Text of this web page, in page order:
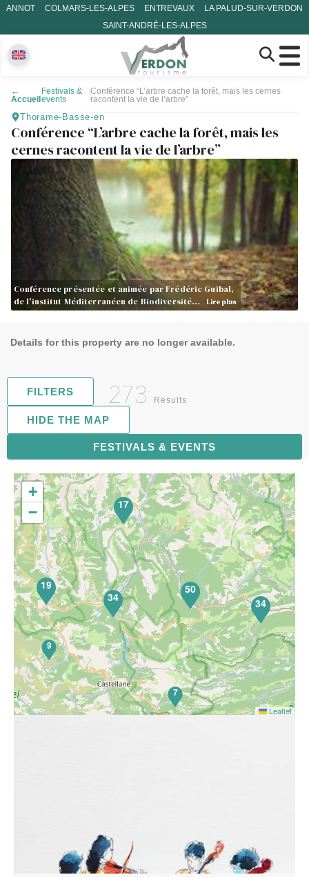
ANNOT COLMARS-LES-ALPES ENTREVAUX
LA PALUD-SUR-VERDON
SAINT-ANDRÉ-LES-ALPES
←
Accueil
Festivals &
events
Conférence “L’arbre cache la forêt, mais les cernes
racontent la vie de l’arbre”
Thorame-Basse-en
Conférence “L’arbre cache la forêt, mais les
cernes racontent la vie de l’arbre”
Conférence présentée et animée par Frédéric Guibal,
de l'institut Méditerranéen de Biodiversité…
Lire plus
Details for this property are no longer available.
FILTERS 273 Results
FESTIVALS & EVENTS
HIDE THE MAP
7
9
19
34
50
34
17
71
+
−
Leaflet